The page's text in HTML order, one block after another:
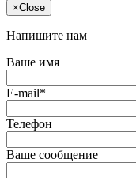
×Close
Напишите нам
Ваше имя
E-mail*
Телефон
Ваше сообщение